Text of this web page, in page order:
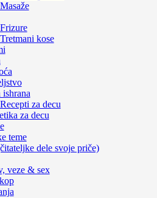
Masaže
Frizure
Tretmani kose
Recepti za decu
za decu
teme
dele svoje priče)
veze & sex